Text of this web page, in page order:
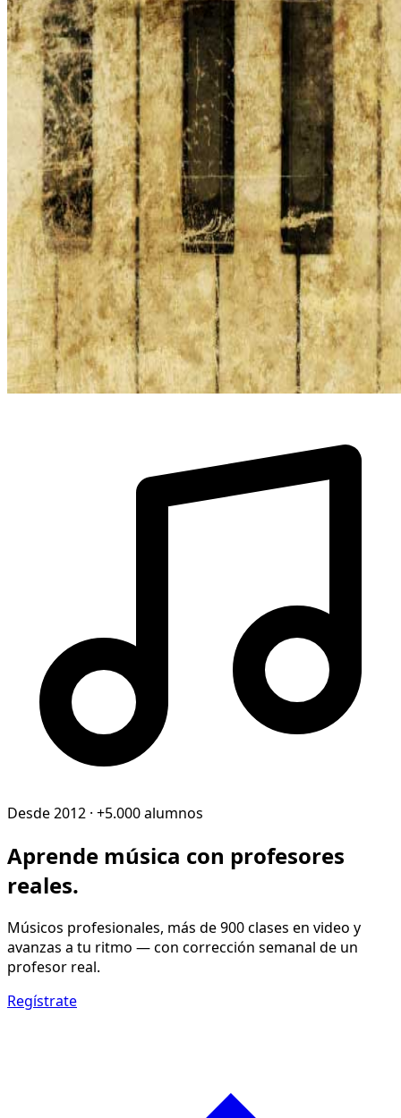
Desde 2012 · +5.000 alumnos
Aprende música con profesores
reales.
Músicos profesionales, más de 900 clases en video y
avanzas a tu ritmo — con corrección semanal de un
profesor real.
Regístrate